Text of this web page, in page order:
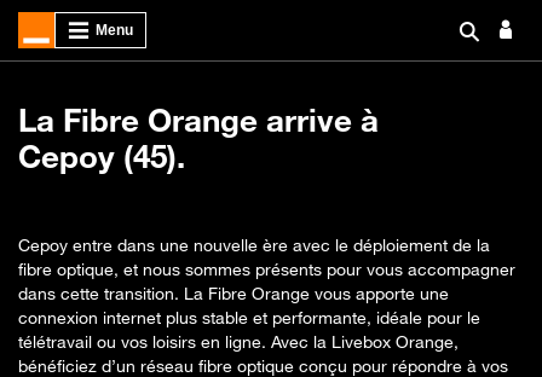
La Fibre Orange arrive à
Cepoy (45).
Cepoy entre dans une nouvelle ère avec le déploiement de la
fibre optique, et nous sommes présents pour vous accompagner
dans cette transition. La Fibre Orange vous apporte une
connexion internet plus stable et performante, idéale pour le
télétravail ou vos loisirs en ligne. Avec la Livebox Orange,
bénéficiez d’un réseau fibre optique conçu pour répondre à vos